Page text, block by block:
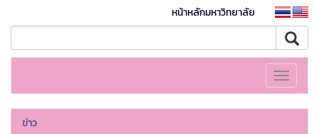
หน้าหลักมหาวิทยาลัย
Toggle
ข่าว